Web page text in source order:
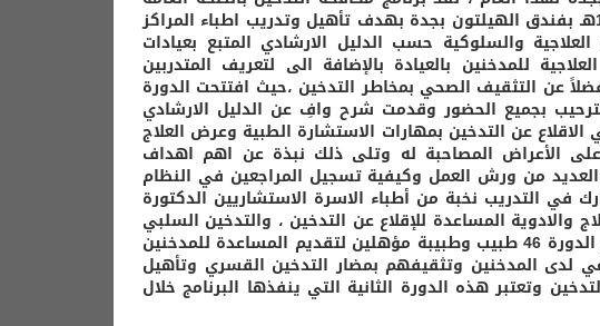
دورة تدريبية ليومي الثلاثاء والاربعاء الموافق ١٥-١٦ /٤-1439هـ بفندق الهيلتون بجدة بهدف تأهيل وتدريب اطباء المراكز
والسلوكية حسب الدليل الارشادي المتبع بعيادات
للمدخنين بالعيادة بالإضافة الى لتعريف المتدربين
عن التثقيف الصحي بمخاطر التدخين ،حيث افتتحت الدورة
بجميع الحضور وقدمت شرح وافِ عن الدليل الارشادي
الاقلاع عن التدخين بمهارات الاستشارة الطبية وعرض العلاج
الأعراض المصاحبة له وتلى ذلك نبذة عن اهم اهداف
من ورش العمل وكيفية تسجيل المراجعين في النظام
في التدريب نخبة من أطباء الاسرة الاستشاريين الدكتورة
المساعدة للإقلاع عن التدخين ، والتدخين السلبي
واضراره وكيفية الوقاية منه وقد بلغ عدد المستفيدين من الدورة 46 طبيب وطبيبة مؤهلين لتقديم المساعدة للمدخنين
المدخنين وتثقيفهم بمضار التدخين القسري وتأهيل
وتعتبر هذه الدورة الثانية التي ينفذها البرنامج خلال